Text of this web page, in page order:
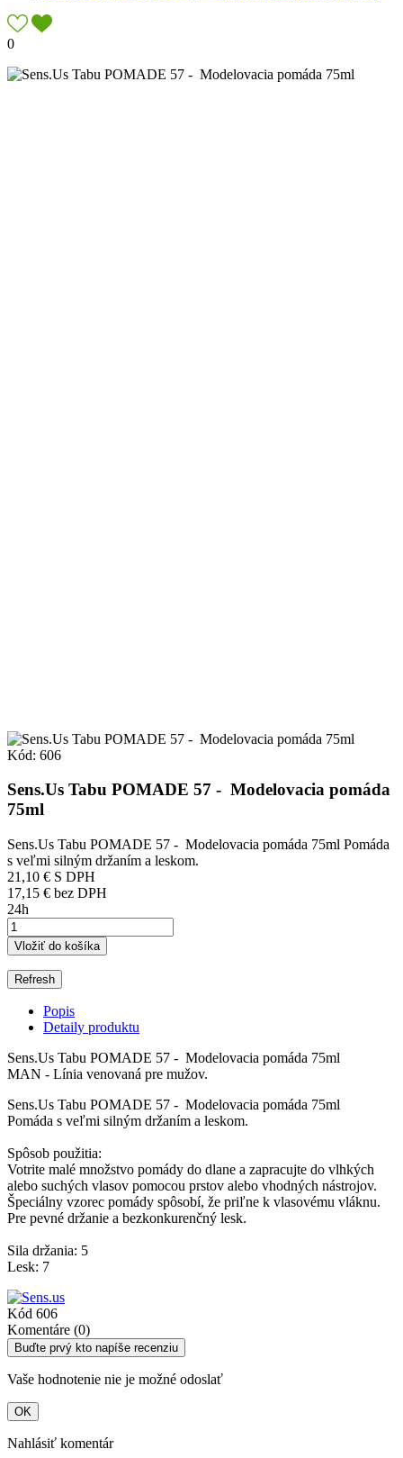
0
Kód: 606
Sens.Us Tabu POMADE 57 - Modelovacia pomáda
75ml
Sens.Us Tabu POMADE 57 - Modelovacia pomáda 75ml Pomáda
s veľmi silným držaním a leskom.
21,10 € S DPH
17,15 € bez DPH
24h
Vložiť do košíka
Popis
Detaily produktu
Sens.Us Tabu POMADE 57 - Modelovacia pomáda 75ml
MAN - Línia venovaná pre mužov.
Sens.Us Tabu POMADE 57 - Modelovacia pomáda 75ml
Pomáda s veľmi silným držaním a leskom.
Spôsob použitia:
Votrite malé množstvo pomády do dlane a zapracujte do vlhkých
alebo suchých vlasov pomocou prstov alebo vhodných nástrojov.
Špeciálny vzorec pomády spôsobí, že priľne k vlasovému vláknu.
Pre pevné držanie a bezkonkurenčný lesk.
Sila držania: 5
Lesk: 7
Kód 606
Komentáre (0)
Buďte prvý kto napíše recenziu
Vaše hodnotenie nie je možné odoslať
OK
Nahlásiť komentár